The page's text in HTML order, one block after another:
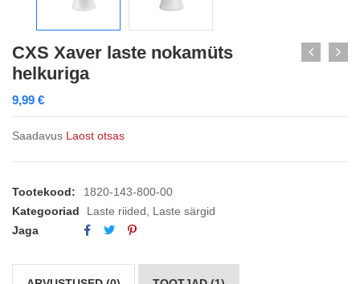
CXS Xaver laste nokamüts
helkuriga
9,99 €
Saadavus Laost otsas
Tootekood:
1820-143-800-00
Kategooriad
Laste riided
Laste särgid
Jaga